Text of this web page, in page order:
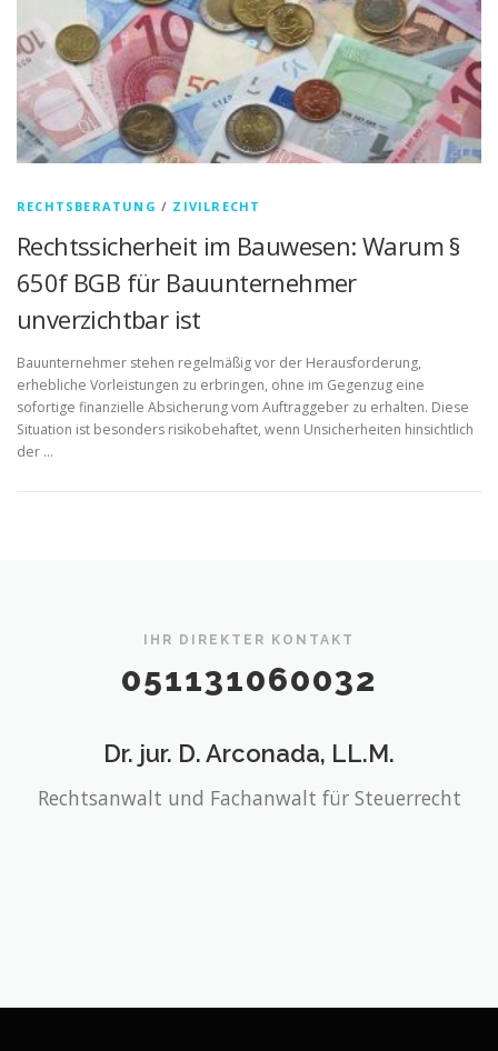
RECHTSBERATUNG / ZIVILRECHT
Rechtssicherheit im Bauwesen: Warum §
650f BGB für Bauunternehmer
unverzichtbar ist
Bauunternehmer stehen regelmäßig vor der Herausforderung,
erhebliche Vorleistungen zu erbringen, ohne im Gegenzug eine
sofortige finanzielle Absicherung vom Auftraggeber zu erhalten. Diese
Situation ist besonders risikobehaftet, wenn Unsicherheiten hinsichtlich
der …
IHR DIREKTER KONTAKT
051131060032
Dr. jur. D. Arconada, LL.M.
Rechtsanwalt und Fachanwalt für Steuerrecht